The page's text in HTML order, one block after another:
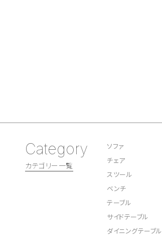
Category
カテゴリー一覧
ソファ
チェア
スツール
ベンチ
テーブル
サイドテーブル
ダイニングテーブル